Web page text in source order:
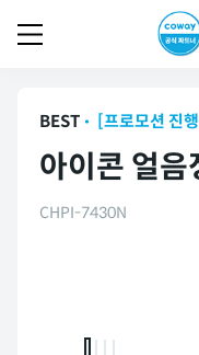
BEST [프로모션 진
아이콘 얼음
CHPI-7430N